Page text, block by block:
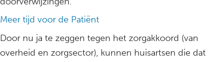
Meer tijd voor de Patiënt
Door nu ja te zeggen tegen het zorgakkoord (van
overheid en zorgsector), kunnen huisartsen die dat